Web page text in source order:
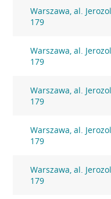
Warszawa, al.
179
Warszawa, al.
179
Warszawa, al.
179
Warszawa, al.
179
Warszawa, al.
179